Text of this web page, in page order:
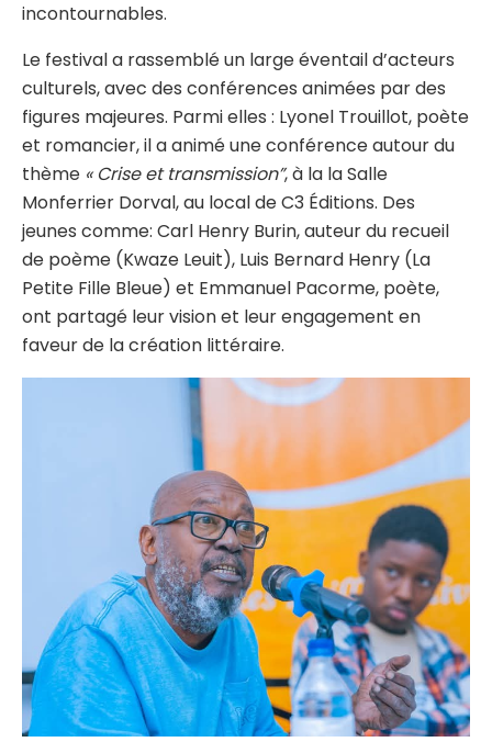
incontournables.
Le festival a rassemblé un large éventail d’acteurs
culturels, avec des conférences animées par des
figures majeures. Parmi elles : Lyonel Trouillot, poète
et romancier, il a animé une conférence autour du
thème « Crise et transmission”, à la la Salle
Monferrier Dorval, au local de C3 Éditions. Des
jeunes comme: Carl Henry Burin, auteur du recueil
de poème (Kwaze Leuit), Luis Bernard Henry (La
Petite Fille Bleue) et Emmanuel Pacorme, poète,
ont partagé leur vision et leur engagement en
faveur de la création littéraire.